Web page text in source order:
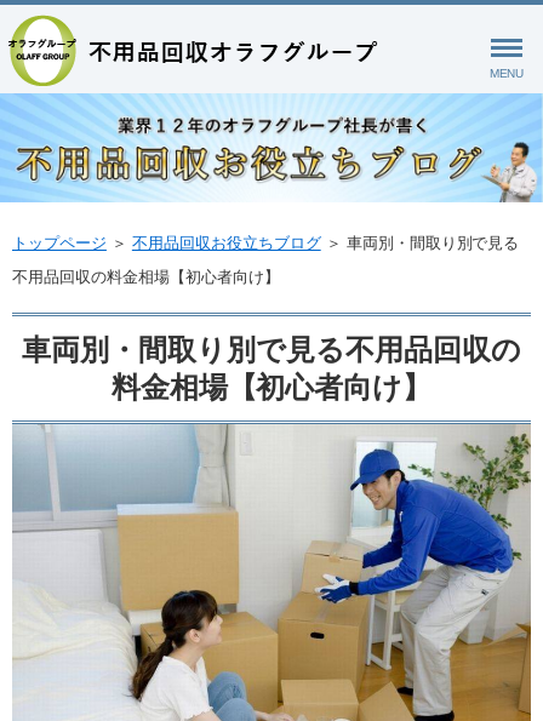
MENU
トップページ ＞ 不用品回収お役立ちブログ＞ 車両別・間取り別で見る
不用品回収の料金相場【初心者向け】
車両別・間取り別で見る不用品回収の
料金相場【初心者向け】